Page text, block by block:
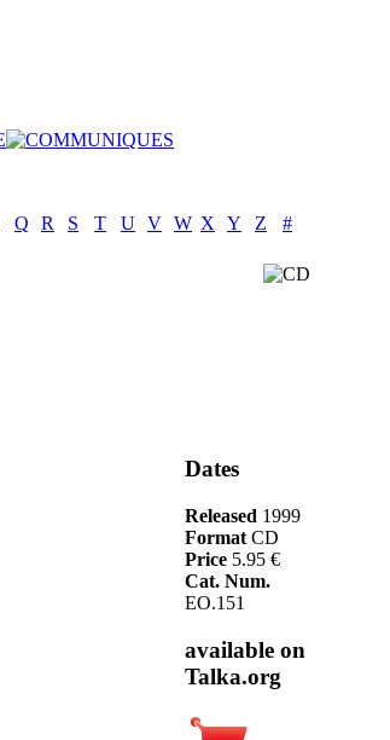
Q R S T U V W X Y Z #
Dates
Released 1999
Format CD
Price 5.95 €
Cat. Num.
EO.151
available on
Talka.org